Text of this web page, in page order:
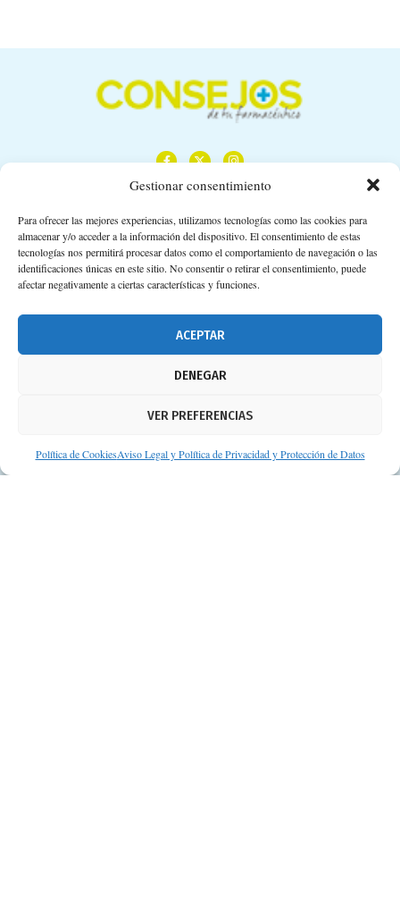
Gestionar consentimiento
Para ofrecer las mejores experiencias, utilizamos tecnologías como las cookies para
almacenar y/o acceder a la información del dispositivo. El consentimiento de estas
tecnologías nos permitirá procesar datos como el comportamiento de navegación o las
identificaciones únicas en este sitio. No consentir o retirar el consentimiento, puede
afectar negativamente a ciertas características y funciones.
ACEPTAR
DENEGAR
VER PREFERENCIAS
Política de CookiesAviso Legal y Política de Privacidad y Protección de Datos
Calle Camino de los Descubrimientos, 11,
Planta 3ª 41092 – Sevilla
674 02 62 03
Aviso legal
Protección de datos personales
Suscripción a Newsletter